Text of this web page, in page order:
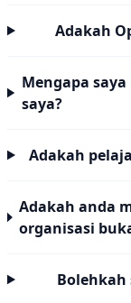
Adakah
Mengapa
saya?
Adakah
Adakah anda
organisasi